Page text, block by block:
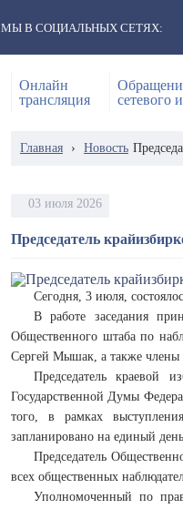
МЫ В СОЦИАЛЬНЫХ СЕТЯХ:
Онлайн
трансляция
сетевого
Главная › Новость
03 июля 2026
Председатель
Сегодня, 3 июля,
В работе заседания
Общественного штаба по
Сергей Мышак, а также члены
Председатель краевой
Государственной Думы
того, в рамках
запланировано на единый
Председатель
всех общественных
Уполномоченный по